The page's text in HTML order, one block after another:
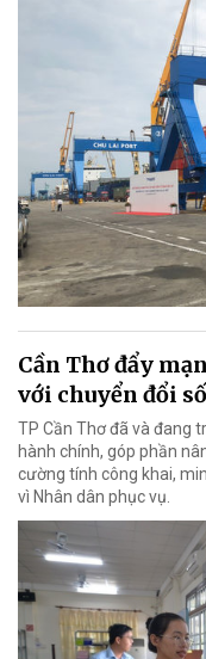
Cần Thơ đẩy
với chuyển đổi số
TP Cần Thơ đã và đang
hành chính, góp phần
cường tính công khai,
vì Nhân dân phục vụ.